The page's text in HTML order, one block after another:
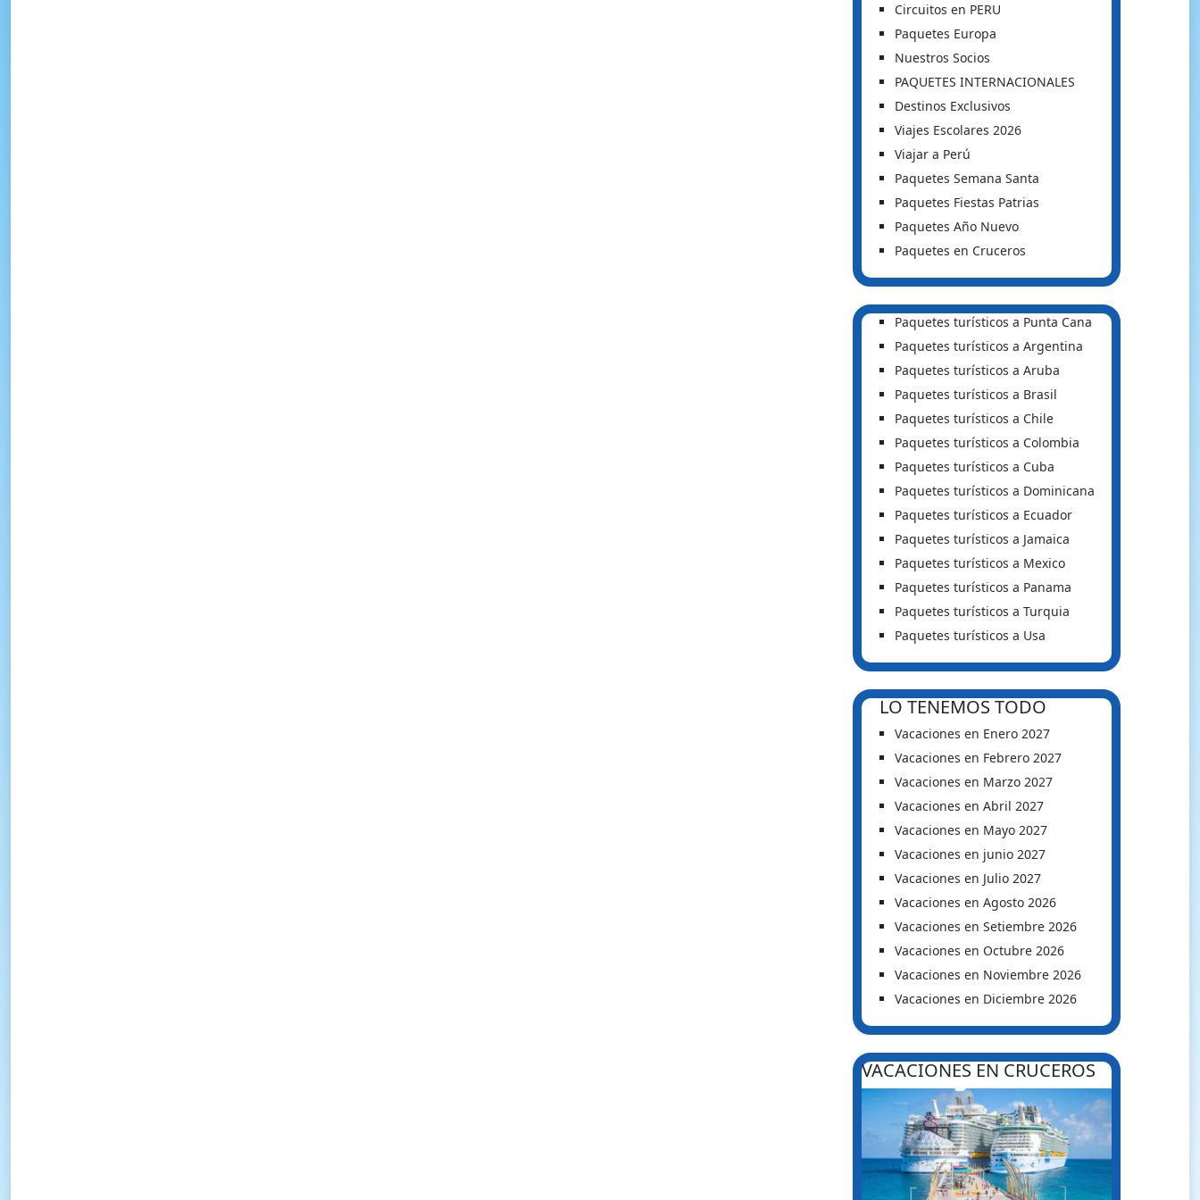
Circuitos en PERU
Paquetes Europa
Nuestros Socios
PAQUETES INTERNACIONALES
Destinos Exclusivos
Viajes Escolares 2026
Viajar a Perú
Paquetes Semana Santa
Paquetes Fiestas Patrias
Paquetes Año Nuevo
Paquetes en Cruceros
Paquetes turísticos a Punta Cana
Paquetes turísticos a Argentina
Paquetes turísticos a Aruba
Paquetes turísticos a Brasil
Paquetes turísticos a Chile
Paquetes turísticos a Colombia
Paquetes turísticos a Cuba
Paquetes turísticos a Dominicana
Paquetes turísticos a Ecuador
Paquetes turísticos a Jamaica
Paquetes turísticos a Mexico
Paquetes turísticos a Panama
Paquetes turísticos a Turquia
Paquetes turísticos a Usa
LO TENEMOS TODO
Vacaciones en Enero 2027
Vacaciones en Febrero 2027
Vacaciones en Marzo 2027
Vacaciones en Abril 2027
Vacaciones en Mayo 2027
Vacaciones en junio 2027
Vacaciones en Julio 2027
Vacaciones en Agosto 2026
Vacaciones en Setiembre 2026
Vacaciones en Octubre 2026
Vacaciones en Noviembre 2026
Vacaciones en Diciembre 2026
VACACIONES EN CRUCEROS